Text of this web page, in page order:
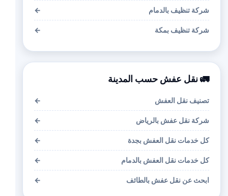
شركة تنظيف بالدمام ←
شركة تنظيف بمكة ←
🚛 نقل عفش حسب المدينة
تصنيف نقل العفش ←
شركة نقل عفش بالرياض ←
كل خدمات نقل العفش بجدة ←
كل خدمات نقل العفش بالدمام ←
ابحث عن نقل عفش بالطائف ←